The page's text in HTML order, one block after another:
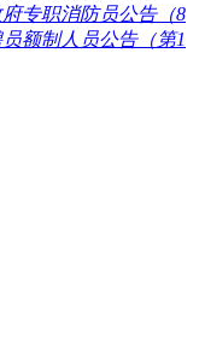
专职消防员公告（8
额制人员公告（第1